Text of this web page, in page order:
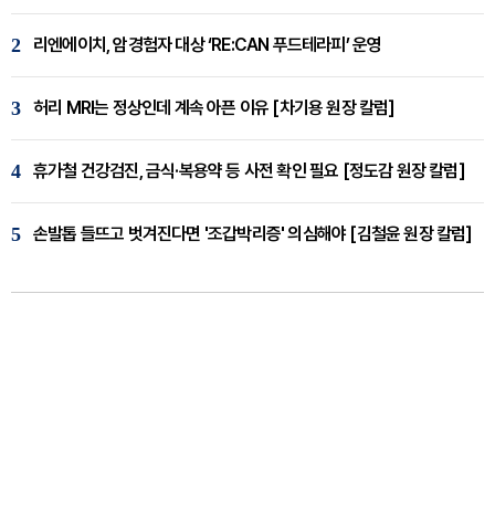
2 리엔에이치, 암경험자 대상 ‘RE:CAN 푸드테라피’ 운영
3 허리 MRI는 정상인데 계속 아픈 이유 [차기용 원장 칼럼]
4 휴가철 건강검진, 금식·복용약 등 사전 확인 필요 [정도감 원장 칼럼]
5 손발톱 들뜨고 벗겨진다면 '조갑박리증' 의심해야 [김철윤 원장 칼럼]